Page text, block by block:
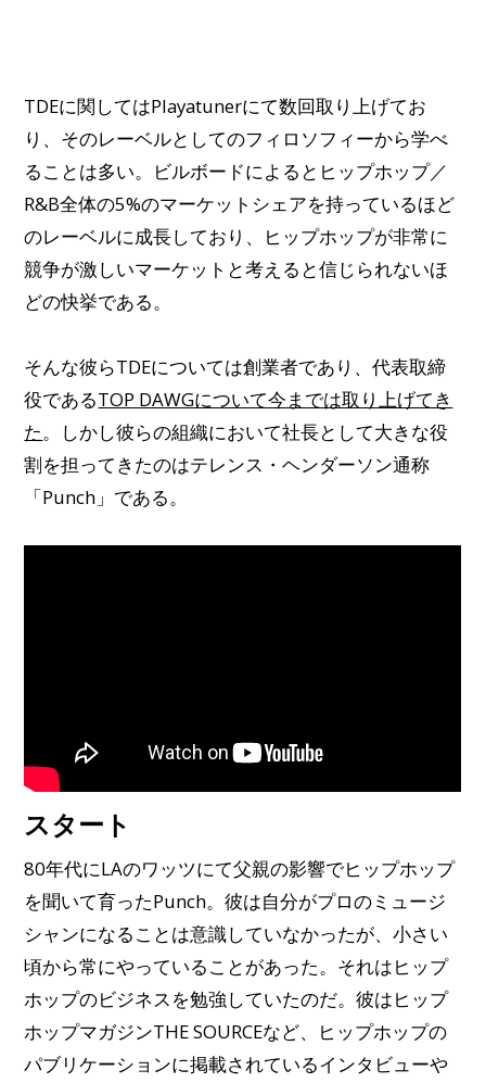
TDEに関してはPlayatunerにて数回取り上げてお
り、そのレーベルとしてのフィロソフィーから学べ
ることは多い。ビルボードによるとヒップホップ／
R&B全体の5%のマーケットシェアを持っているほど
のレーベルに成長しており、ヒップホップが非常に
競争が激しいマーケットと考えると信じられないほ
どの快挙である。
そんな彼らTDEについては創業者であり、代表取締
役であるTOP DAWGについて今までは取り上げてき
た。しかし彼らの組織において社長として大きな役
割を担ってきたのはテレンス・ヘンダーソン通称
「Punch」である。
スタート
80年代にLAのワッツにて父親の影響でヒップホップ
を聞いて育ったPunch。彼は自分がプロのミュージ
シャンになることは意識していなかったが、小さい
頃から常にやっていることがあった。それはヒップ
ホップのビジネスを勉強していたのだ。彼はヒップ
ホップマガジンTHE SOURCEなど、ヒップホップの
パブリケーションに掲載されているインタビューや